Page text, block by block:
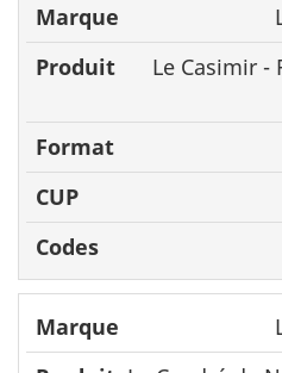
Le Casimir -